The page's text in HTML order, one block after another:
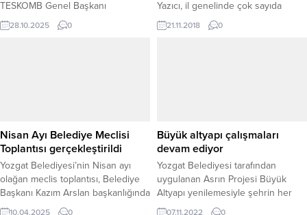
TESKOMB Genel Başkanı
Abdulkadir Akgül ve AK Parti
Yozgat Milletvekili Süleyman Şahan,
kalkınması ve gelişmesi noktasında
güç birliği, fikir birliği ile hareket
eden Akgül ve...
28.10.2025 0
Yazıcı, il genelinde çok sayıda
okulun fiziki ve genel durumu
bakımından yenilenerek modern
21.11.2018 0
Nisan Ayı Belediye Meclisi
Toplantısı gerçekleştirildi
Yozgat Belediyesi’nin Nisan ayı
olağan meclis toplantısı, Belediye
Başkanı Kazım Arslan başkanlığında
Belediye Meclis Salonu’nda yapıldı.
10.04.2025 0
Büyük altyapı çalışmaları
devam ediyor
Yozgat Belediyesi tarafından
uygulanan Asrın Projesi Büyük
Altyapı yenilemesiyle şehrin her
köşesinde çalışmalara devam
07.11.2022 0